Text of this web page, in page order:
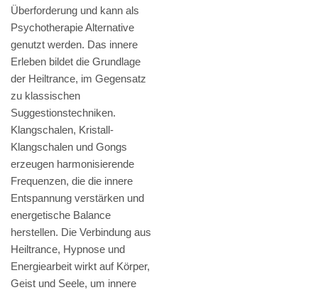
Überforderung und kann als
Psychotherapie Alternative
genutzt werden. Das innere
Erleben bildet die Grundlage
der Heiltrance, im Gegensatz
zu klassischen
Suggestionstechniken.
Klangschalen, Kristall-
Klangschalen und Gongs
erzeugen harmonisierende
Frequenzen, die die innere
Entspannung verstärken und
energetische Balance
herstellen. Die Verbindung aus
Heiltrance, Hypnose und
Energiearbeit wirkt auf Körper,
Geist und Seele, um innere